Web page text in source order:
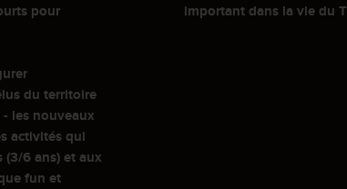
pour
du territoire
les nouveaux
activités qui
(3/6 ans) et aux
fun et
important dans la vie du